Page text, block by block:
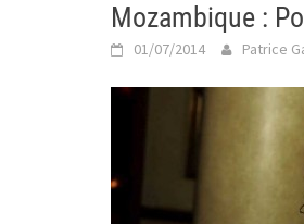
Mozambique :
01/07/2014 Patrice